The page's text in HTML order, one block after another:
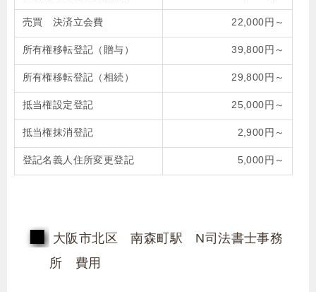
売買 決済立会費 22,000円～
所有権移転登記（贈与） 39,800円～
所有権移転登記（相続） 29,800円～
抵当権設定登記 25,000円～
抵当権抹消登記 2,900円～
登記名義人住所変更登記 5,000円～
大阪市北区 南森町駅 N司法書士事務
所 費用